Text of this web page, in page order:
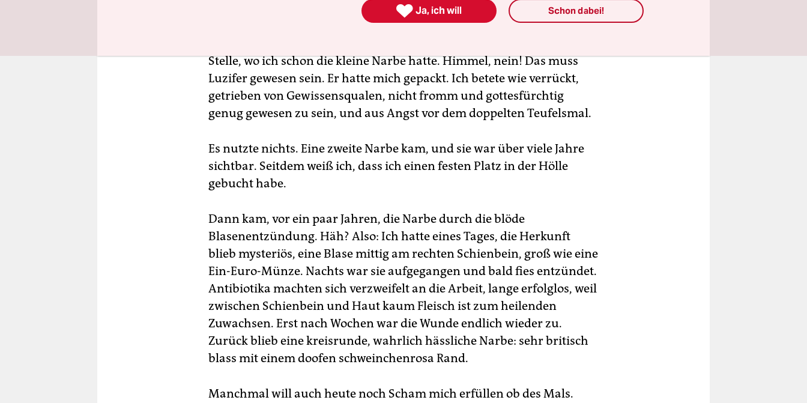
Räuber-und-Gendarm-Spiel im Wald mit einem anderen Knirps
zusammen. Die Stirn tat weh. Es blutete. Aber das Schlimmste
Stelle, wo ich schon die kleine Narbe hatte. Himmel, nein! Das muss
Luzifer gewesen sein. Er hatte mich gepackt. Ich betete wie verrückt,
getrieben von Gewissensqualen, nicht fromm und gottesfürchtig
genug gewesen zu sein, und aus Angst vor dem doppelten Teufelsmal.
Es nutzte nichts. Eine zweite Narbe kam, und sie war über viele Jahre
sichtbar. Seitdem weiß ich, dass ich einen festen Platz in der Hölle
gebucht habe.
Dann kam, vor ein paar Jahren, die Narbe durch die blöde
Blasenentzündung. Häh? Also: Ich hatte eines Tages, die Herkunft
blieb mysteriös, eine Blase mittig am rechten Schienbein, groß wie eine
Ein-Euro-Münze. Nachts war sie aufgegangen und bald fies entzündet.
Antibiotika machten sich verzweifelt an die Arbeit, lange erfolglos, weil
zwischen Schienbein und Haut kaum Fleisch ist zum heilenden
Zuwachsen. Erst nach Wochen war die Wunde endlich wieder zu.
Zurück blieb eine kreisrunde, wahrlich hässliche Narbe: sehr britisch
blass mit einem doofen schweinchenrosa Rand.
Manchmal will auch heute noch Scham mich erfüllen ob des Mals.
 Ja, ich will Schon dabei!